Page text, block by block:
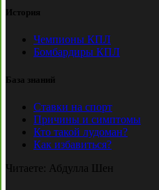
История
Чемпионы КПЛ
Бомбардиры КПЛ
База знаний
Ставки на спорт
Причины и симптомы
Кто такой лудоман?
Как избавиться?
Читаете: Абдулла Шен